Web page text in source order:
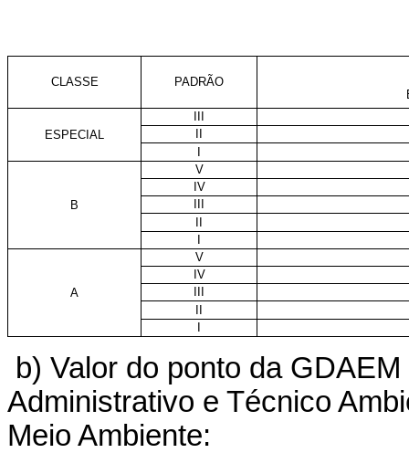
CLASSE
PADRÃO
ESPECIAL
B
V
IV
A
V
IV
b) Valor do ponto da
Administrativo e Técnico
Meio Ambiente: